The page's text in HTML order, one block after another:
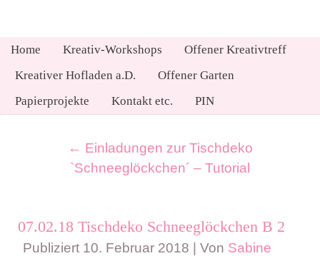
Home Kreativ-Workshops
Offener Kreativtreff
Kreativer Hofladen a.D.
Offener Garten
Papierprojekte
Kontakt etc. PIN
← Einladungen zur Tischdeko
`Schneeglöckchen´ – Tutorial
07.02.18 Tischdeko Schneeglöckchen B 2
Publiziert 10. Februar 2018 Von Sabine